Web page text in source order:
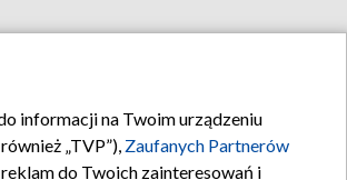
informacji na Twoim urządzeniu
„TVP”), Zaufanych Partnerów
do Twoich zainteresowań i